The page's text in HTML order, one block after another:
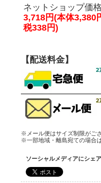
ネットショップ価
3,718円(本体3,380
税338円)
【配送料金】
※メール便はサイズ制限がご
※一部地域・離島宛ての場合
ソーシャルメディアにシェア